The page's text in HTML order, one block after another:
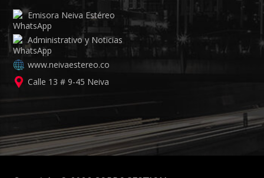
Emisora Neiva Estéreo
Administrativo y Noticias
www.neivaestereo.co
Calle 13 # 9-45 Neiva